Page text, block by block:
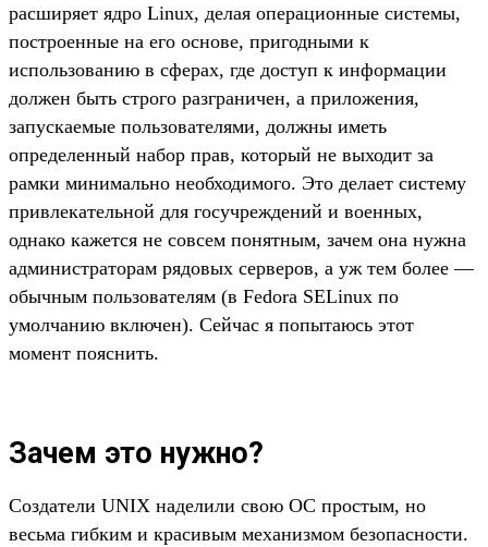
расширяет ядро Linux, делая операционные системы,
построенные на его основе, пригодными к
использованию в сферах, где доступ к информации
должен быть строго разграничен, а приложения,
запускаемые пользователями, должны иметь
определенный набор прав, который не выходит за
рамки минимально необходимого. Это делает систему
привлекательной для госучреждений и военных,
однако кажется не совсем понятным, зачем она нужна
администраторам рядовых серверов, а уж тем более —
обычным пользователям (в Fedora SELinux по
умолчанию включен). Сейчас я попытаюсь этот
момент пояснить.
Зачем это нужно?
Создатели UNIX наделили свою ОС простым, но
весьма гибким и красивым механизмом безопасности.